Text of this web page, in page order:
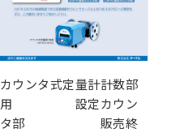
カウンタ式定量計計数部
用 設定カウン
タ部 販売終